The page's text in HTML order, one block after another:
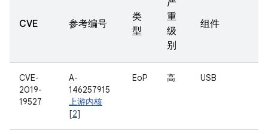
CVE 参考编号
类
型
严
重
级
别
组件
CVE-
2019-
19527
A-
146257915
上游内核
[2]
EoP 高 USB